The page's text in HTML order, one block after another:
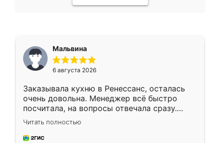
Мальвина
6 августа 2026
Заказывала кухню в Ренессанс, осталась
очень довольна. Менеджер всё быстро
посчитала, на вопросы отвечала сразу.
Замерщик приехал в субботу, подошёл к
делу со всей ответственностью. Собрали
за день, ребята работали аккуратно, даже
Читать полностью